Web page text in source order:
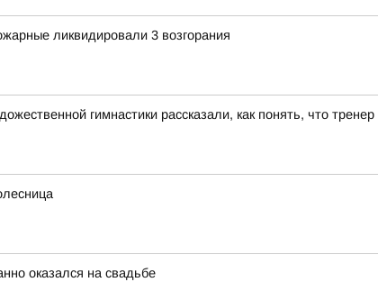
ликвидировали 3 возгорания
гимнастики рассказали, как понять, что
оказался на свадьбе